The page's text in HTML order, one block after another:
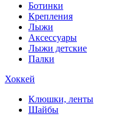
Ботинки
Крепления
Лыжи
Аксессуары
Лыжи детские
Палки
Хоккей
Клюшки, ленты
Шайбы